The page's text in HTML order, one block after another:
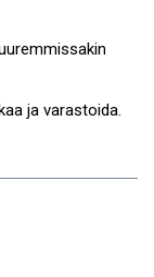
ja varastoida.